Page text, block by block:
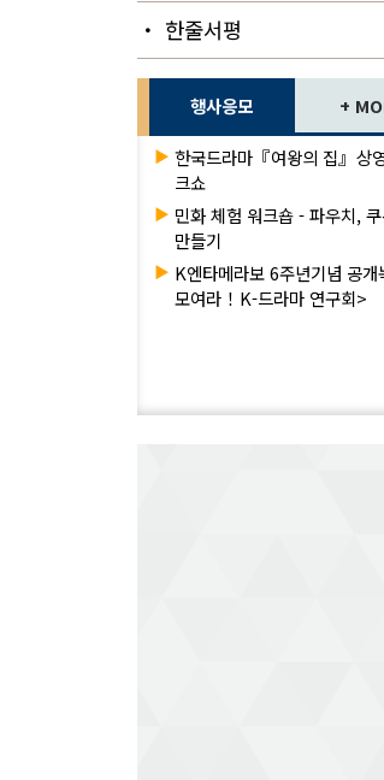
・ 한줄서평
행사응모 +
▶ 한국드라마『여왕의 집』상
크쇼
▶ 민화 체험 워크숍 - 파우치,
만들기
▶ K엔타메라보 6주년기념 공개
모여라！K-드라마 연구회>